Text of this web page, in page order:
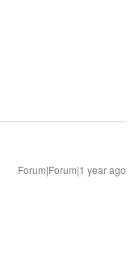
Forum|Forum|1 year ago